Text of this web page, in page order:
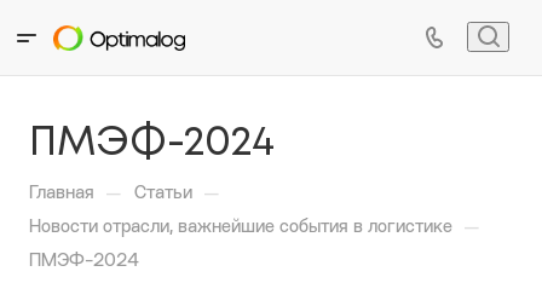
ПМЭФ-2024
Главная — Статьи —
Новости отрасли, важнейшие события в логистике —
ПМЭФ-2024